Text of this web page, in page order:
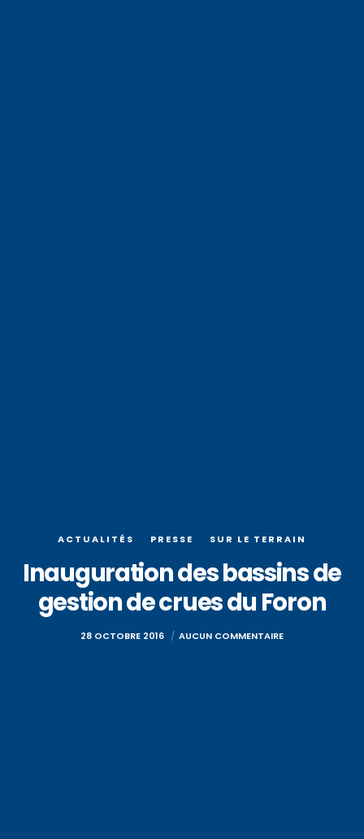
ACTUALITÉS PRESSE SUR LE TERRAIN
Inauguration des bassins de
gestion de crues du Foron
28 OCTOBRE 2016 AUCUN COMMENTAIRE